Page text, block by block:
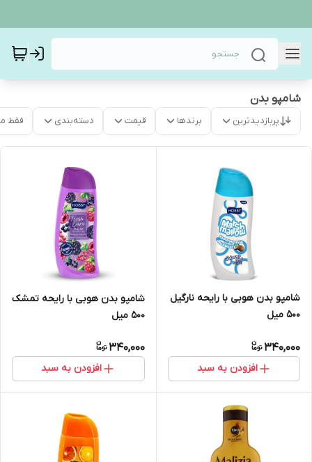
شامپو بدن
پربازدیدترین برندها قیمت دسته‌بندی فقط
شامپو بدن هوبی با رایحه نارگیل
500 میل
340,000
افزودن به سبد
شامپو بدن هوبی با رایحه تمشک
500 میل
340,000
افزودن به سبد